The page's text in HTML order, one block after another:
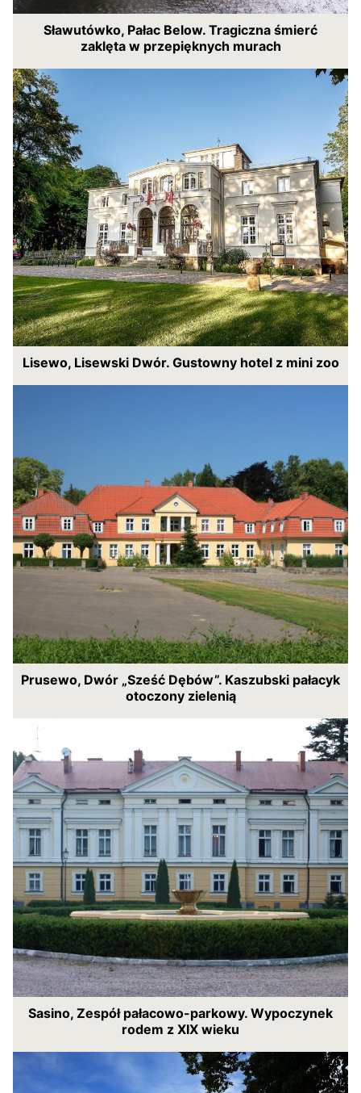
Sławutówko, Pałac Below. Tragiczna śmierć
zaklęta w przepięknych murach
Lisewo, Lisewski Dwór. Gustowny hotel z mini zoo
Prusewo, Dwór „Sześć Dębów”. Kaszubski pałacyk
otoczony zielenią
Sasino, Zespół pałacowo-parkowy. Wypoczynek
rodem z XIX wieku